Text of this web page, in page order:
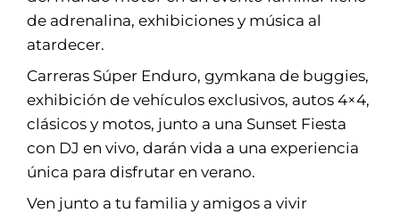
de adrenalina, exhibiciones y música al
atardecer.
Carreras Súper Enduro, gymkana de buggies,
exhibición de vehículos exclusivos, autos 4×4,
clásicos y motos, junto a una Sunset Fiesta
con DJ en vivo, darán vida a una experiencia
única para disfrutar en verano.
Ven junto a tu familia y amigos a vivir